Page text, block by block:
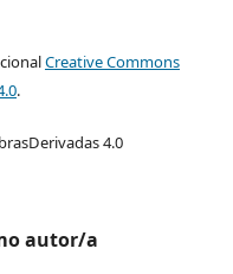
Creative Commons
.
4.0
autor/a